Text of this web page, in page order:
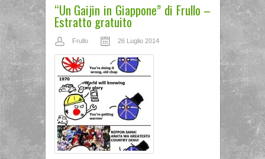
“Un Gaijin in Giappone” di Frullo –
Estratto gratuito
Frullo 26 Luglio 2014